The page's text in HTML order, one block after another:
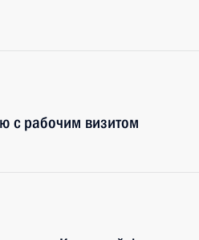
с рабочим визитом